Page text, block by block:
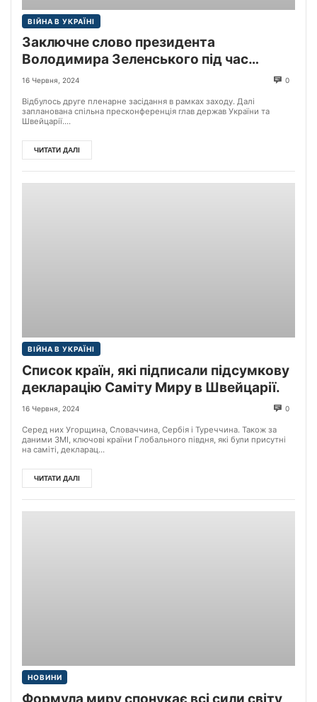
ВІЙНА В УКРАЇНІ
Заключне слово президента
Володимира Зеленського під час
Саміту миру
16 Червня, 2024 0
Відбулось друге пленарне засідання в рамках заходу. Далі
запланована спільна пресконференція глав держав України та
Швейцарії....
ЧИТАТИ ДАЛІ
ВІЙНА В УКРАЇНІ
Список країн, які підписали підсумкову
декларацію Саміту Миру в Швейцарії.
16 Червня, 2024 0
Серед них Угорщина, Словаччина, Сербія і Туреччина. Також за
даними ЗМІ, ключові країни Глобального півдня, які були присутні
на саміті, декларац...
ЧИТАТИ ДАЛІ
НОВИНИ